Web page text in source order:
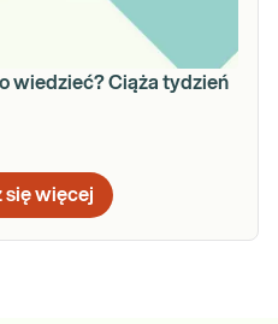
wiedzieć? Ciąża tydzień
się więcej